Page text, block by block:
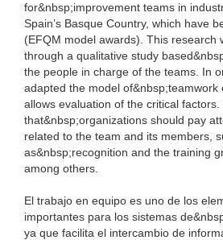
for&nbsp;improvement teams in
Spain’s Basque Country, which have
(EFQM model awards). This research
through a qualitative study
the people in charge of the teams. In
adapted the model of&nbsp;teamwork
allows evaluation of the critical
that&nbsp;organizations should pay
related to the team and its members,
as&nbsp;recognition and the training
among others.
El trabajo en equipo es uno de los
importantes para los sistemas
ya que facilita el intercambio de